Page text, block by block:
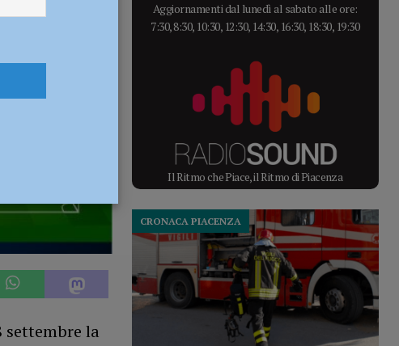
settembre la
Aggiornamenti dal lunedì al sabato alle ore:
7:30, 8:30, 10:30, 12:30, 14:30, 16:30, 18:30, 19:30
Il Ritmo che Piace, il Ritmo di Piacenza
CRONACA PIACENZA